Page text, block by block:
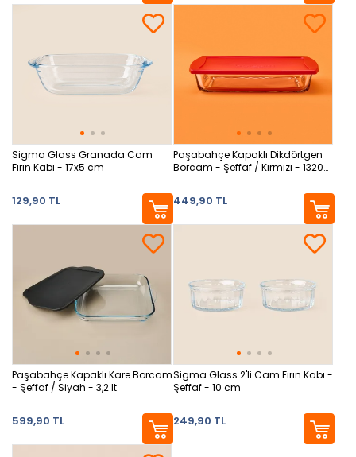
Sigma Glass Granada Cam
Fırın Kabı - 17x5 cm
129,90 TL
Paşabahçe Kapaklı Dikdörtgen
Borcam - Şeffaf / Kırmızı - 1320
449,90 TL
Paşabahçe Kapaklı Kare Borcam
- Şeffaf / Siyah - 3,2 lt
599,90 TL
Sigma Glass 2'li Cam Fırın Kabı -
Şeffaf - 10 cm
249,90 TL